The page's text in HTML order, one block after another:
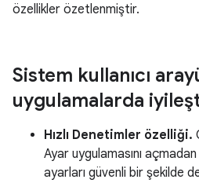
özellikler özetlenmiştir.
Sistem kullanıcı
uygulamalarda
Hızlı Denetimler özelliği.
Ayar uygulamasını
ayarları güvenli bir şekilde